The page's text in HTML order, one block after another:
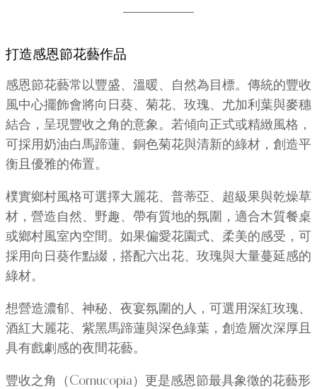
打造感恩節花藝作品
感恩節花藝常以豐盛、溫暖、自然為目標。傳統的豐收
風中心擺飾會將向日葵、菊花、玫瑰、尤加利葉與麥穗
結合，呈現豐收之角的意象。若傾向正式或精緻風格，
可採用奶油白馬蹄蓮、銅色菊花與清新的綠材，創造平
衡且優雅的佈置。
樸實鄉村風格可選擇大麗花、普蒂亞、超級果與乾燥草
材，營造自然、野趣、帶有質地的氛圍，適合木質餐桌
或鄉村風室內空間。如果偏愛花園式、柔美的感受，可
採用向日葵作點綴，搭配六出花、玫瑰與大量蔓延感的
綠材。
想營造濃郁、神秘、夜宴氛圍的人，可選用深紅玫瑰、
酒紅大麗花、紫黑馬蹄蓮與深色綠葉，創造層次深厚且
具有戲劇感的夜間花藝。
豐收之角（Cornucopia）更是感恩節最具象徵的花藝形